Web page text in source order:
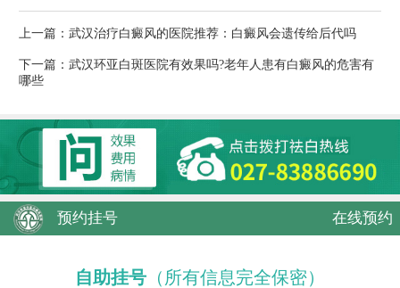
上一篇： 武汉治疗白癜风的医院推荐：白癜风会遗传给后代吗
下一篇： 武汉环亚白斑医院有效果吗?老年人患有白癜风的危害有
哪些
预约挂号 在线预约
自助挂号 （所有信息完全保密）